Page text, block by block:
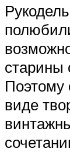
старины
виде